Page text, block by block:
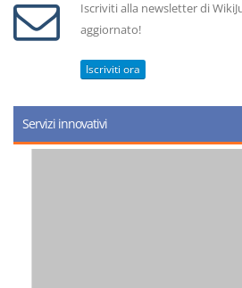
Iscriviti alla newsletter di
aggiornato!
Iscriviti ora
Servizi innovativi